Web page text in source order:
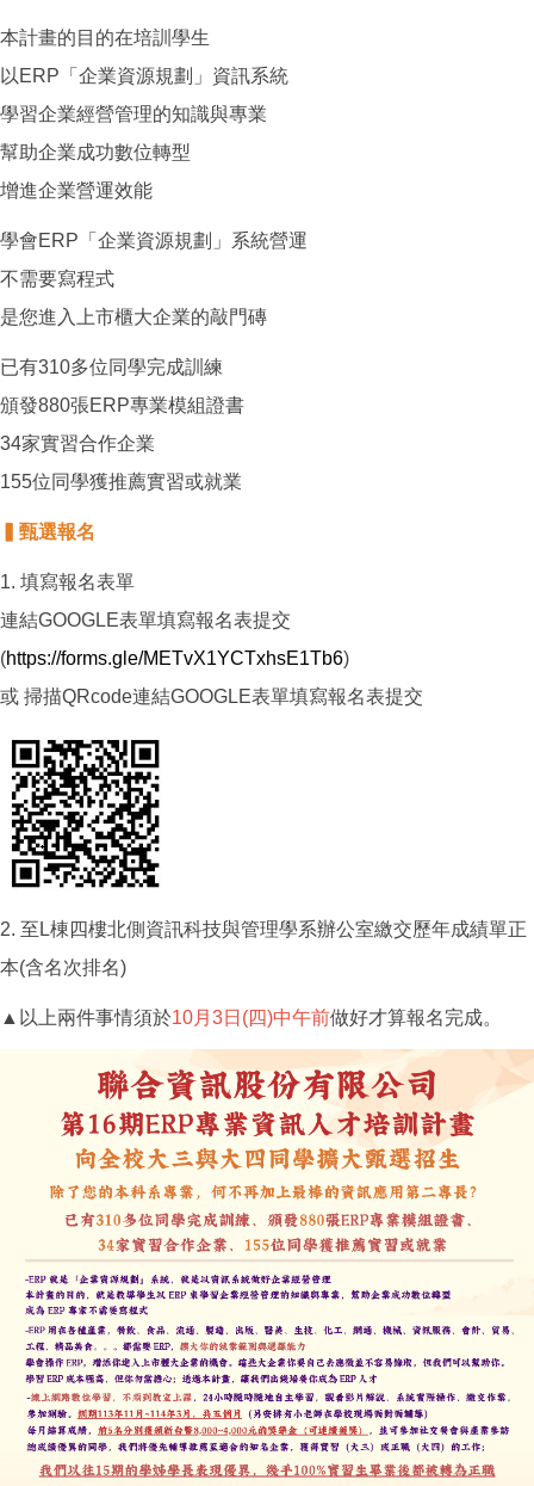
本計畫的目的在培訓學生
以ERP「企業資源規劃」資訊系統
學習企業經營管理的知識與專業
幫助企業成功數位轉型
增進企業營運效能
學會ERP「企業資源規劃」系統營運
不需要寫程式
是您進入上市櫃大企業的敲門磚
已有310多位同學完成訓練
頒發880張ERP專業模組證書
34家實習合作企業
155位同學獲推薦實習或就業
▍甄選報名
1. 填寫報名表單
連結GOOGLE表單填寫報名表提交
(https://forms.gle/METvX1YCTxhsE1Tb6)
或 掃描QRcode連結GOOGLE表單填寫報名表提交
2. 至L棟四樓北側資訊科技與管理學系辦公室繳交歷年成績單正
本(含名次排名)
▲以上兩件事情須於10月3日(四)中午前做好才算報名完成。